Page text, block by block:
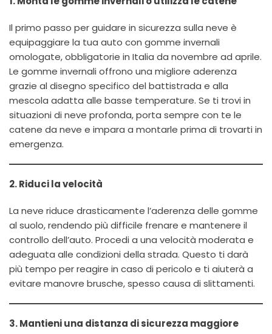
Il primo passo per guidare in sicurezza sulla neve è
equipaggiare la tua auto con gomme invernali
omologate, obbligatorie in Italia da novembre ad aprile.
Le gomme invernali offrono una migliore aderenza
grazie al disegno specifico del battistrada e alla
mescola adatta alle basse temperature. Se ti trovi in
situazioni di neve profonda, porta sempre con te le
catene da neve e impara a montarle prima di trovarti in
emergenza.
2. Riduci la velocità
La neve riduce drasticamente l’aderenza delle gomme
al suolo, rendendo più difficile frenare e mantenere il
controllo dell’auto. Procedi a una velocità moderata e
adeguata alle condizioni della strada. Questo ti darà
più tempo per reagire in caso di pericolo e ti aiuterà a
evitare manovre brusche, spesso causa di slittamenti.
3. Mantieni una distanza di sicurezza maggiore